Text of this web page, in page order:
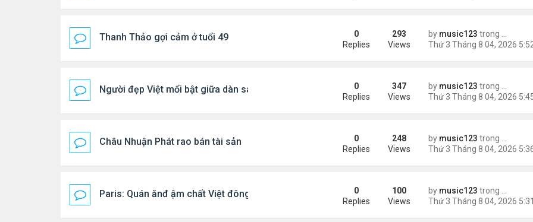
Thanh Thảo gợi cảm ở tuổi 49 by music123 trong
0
Replies
293
Views
Người đẹp Việt mổi bật giữa dàn sao châu Á by music123 trong
0
Replies
347
Views
Châu Nhuận Phát rao bán tài sản by music123 trong
0
Replies
248
Views
Paris: Quán ănđ ậm chất Việt đông kín khách chờ by music123 trong
0
Replies
100
Views